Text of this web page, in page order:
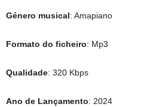
Género musical: Amapiano
Formato do ficheiro: Mp3
Qualidade: 320 Kbps
Ano de Lançamento: 2024